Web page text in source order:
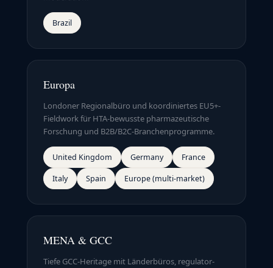
Brazil
Europa
Londoner Regionalbüro und koordiniertes EU5+-
Fieldwork für HTA-bewusste pharmazeutische
Forschung und B2B/B2C-Branchenprogramme.
United Kingdom Germany France
Italy Spain Europe (multi-market)
MENA & GCC
Tiefe GCC-Heritage mit Länderbüros, regulator-